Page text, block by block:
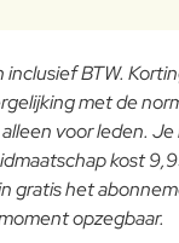
inclusief BTW.
met de
voor leden.
kost
gratis het
opzegbaar.